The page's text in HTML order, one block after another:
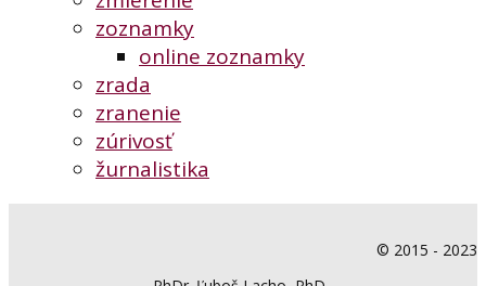
zoznamky
online zoznamky
zrada
zranenie
zúrivosť
žurnalistika
© 2015 - 2023